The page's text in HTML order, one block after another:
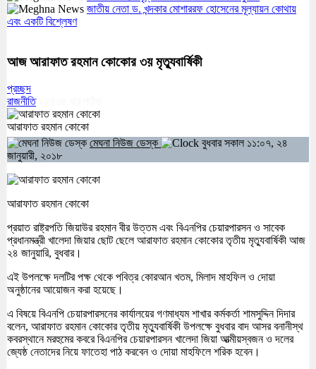
জাতীয় নেতা ড. খন্দকার মোশাররফ হোসেনের মূল্যায়ন কোথায়
এবং একটি বিশ্লেষণ
আজ আরাফাত রহমান কোকোর ৩য় মৃত্যুবার্ষিকী
প্রচ্ছদ
রাজনীতি
আরাফাত রহমান কোকো
মেঘনা নিউজ ডেস্ক
বুধবার সকাল ১১:০৭, ২৪
জানুয়ারী, ২০১৮
আরাফাত রহমান কোকো
প্রয়াত রাষ্ট্রপতি জিয়াউর রহমান বীর উত্তম এবং বিএনপির চেয়ারপারসন ও সাবেক
প্রধানমন্ত্রী খালেদা জিয়ার ছোট ছেলে আরাফাত রহমান কোকোর তৃতীয় মৃত্যুবার্ষিকী আজ
২৪ জানুয়ারি, বুধবার।
এই উপলক্ষে দলটির পক্ষ থেকে পবিত্র কোরআন খতম, মিলাদ মাহফিল ও দোয়া
অনুষ্ঠানের আয়োজন করা হয়েছে।
এ বিষয়ে বিএনপি চেয়ারপারসনের কার্যালয়ের গণমাধ্যম শাখার কর্মকর্তা শামসুদ্দিন দিদার
বলেন, আরাফাত রহমান কোকোর তৃতীয় মৃত্যুবার্ষিকী উপলক্ষে বুধবার বাদ আসর বনানীস্থ
কবরস্থানে মরহুমের কবরে বিএনপির চেয়ারপারসন খালেদা জিয়া আত্মীয়স্বজন ও দলের
জ্যেষ্ঠ নেতাদের নিয়ে ফাতেহা পাঠ করবেন ও দোয়া মাহফিলে শরিক হবেন।